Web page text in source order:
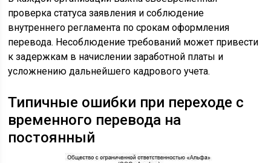
проверка статуса заявления и соблюдение
внутреннего регламента по срокам оформления
перевода. Несоблюдение требований может привести
к задержкам в начислении заработной платы и
усложнению дальнейшего кадрового учета.
Типичные ошибки при переходе с
временного перевода на
постоянный